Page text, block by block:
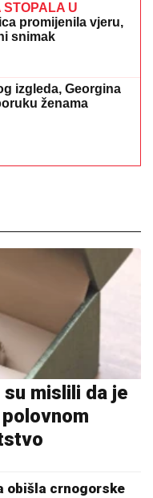
U
promijenila vjeru,
snimak
izgleda, Georgina
ženama
su mislili da je
obišla crnogorske